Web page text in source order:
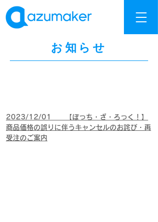
お知らせ
2023/12/01 【ぼっち・ざ・ろっく！】
商品価格の誤りに伴うキャンセルのお詫び・再
受注のご案内